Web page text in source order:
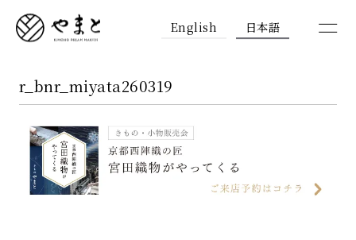
English 日本語
r_bnr_miyata260319